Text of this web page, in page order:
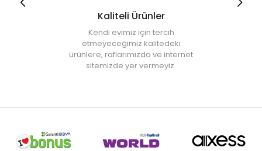
Kaliteli Ürünler
Kendi evimiz için tercih
etmeyeceğimiz kalitedeki
ürünlere, raflarımızda ve internet
sitemizde yer vermeyiz.